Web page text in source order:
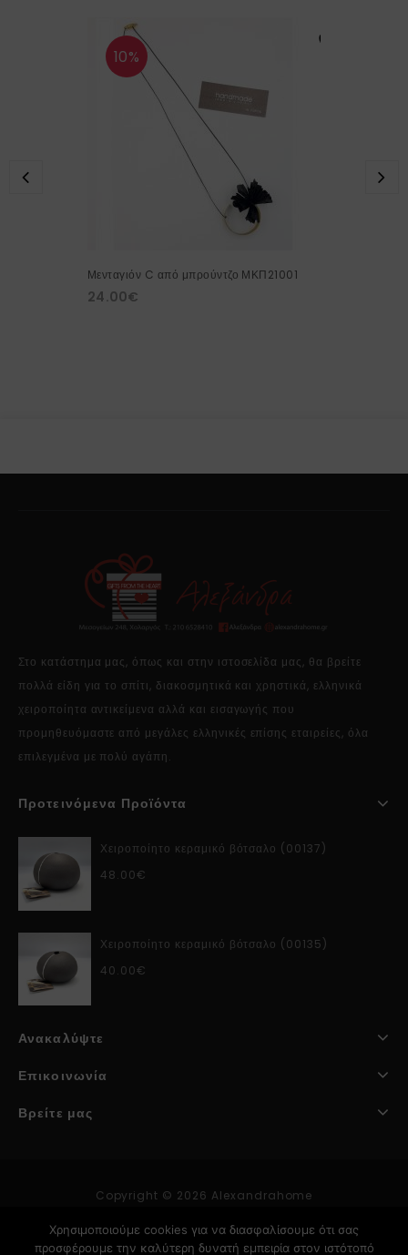
10%
Μενταγιόν C από μπρούντζο ΜΚΠ21001
24.00€
Στο κατάστημα μας, όπως και στην ιστοσελίδα μας, θα βρείτε
πολλά είδη για το σπίτι, διακοσμητικά και χρηστικά, ελληνικά
χειροποίητα αντικείμενα αλλά και εισαγωγής που
προμηθευόμαστε από μεγάλες ελληνικές επίσης εταιρείες, όλα
επιλεγμένα με πολύ αγάπη.
Προτεινόμενα Προϊόντα
Χειροποίητο κεραμικό βότσαλο (00137)
48.00€
Χειροποίητο κεραμικό βότσαλο (00135)
40.00€
Ανακαλύψτε
Επικοινωνία
Βρείτε μας
Copyright © 2026 Alexandrahome
Χρησιμοποιούμε cookies για να διασφαλίσουμε ότι σας
προσφέρουμε την καλύτερη δυνατή εμπειρία στον ιστότοπό